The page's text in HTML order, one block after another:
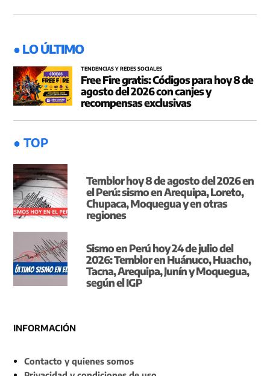
● LO ÚLTIMO
TENDENCIAS Y REDES SOCIALES
Free Fire gratis: Códigos para hoy 8 de
agosto del 2026 con canjes y
recompensas exclusivas
● TOP
Temblor hoy 8 de agosto del 2026 en
el Perú: sismo en Arequipa, Loreto,
Chupaca, Moquegua y en otras
regiones
Sismo en Perú hoy 24 de julio del
2026: Temblor en Huánuco, Huacho,
Tacna, Arequipa, Junín y Moquegua,
según el IGP
INFORMACIÓN
Contacto y quienes somos